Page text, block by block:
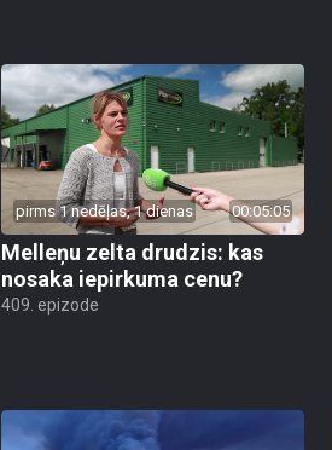
pirms 1 nedēļas, 1 dienas 00:05:05
Melleņu zelta drudzis: kas
nosaka iepirkuma cenu?
409. epizode